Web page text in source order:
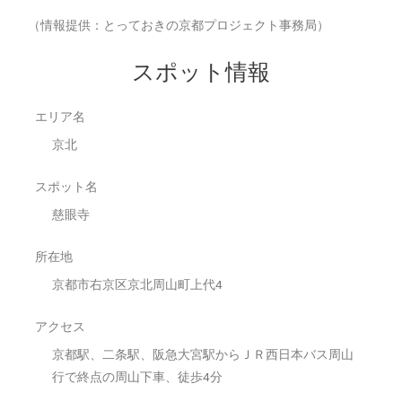
（情報提供：とっておきの京都プロジェクト事務局）
スポット情報
エリア名
京北
スポット名
慈眼寺
所在地
京都市右京区京北周山町上代4
アクセス
京都駅、二条駅、阪急大宮駅からＪＲ西日本バス周山
行で終点の周山下車、徒歩4分